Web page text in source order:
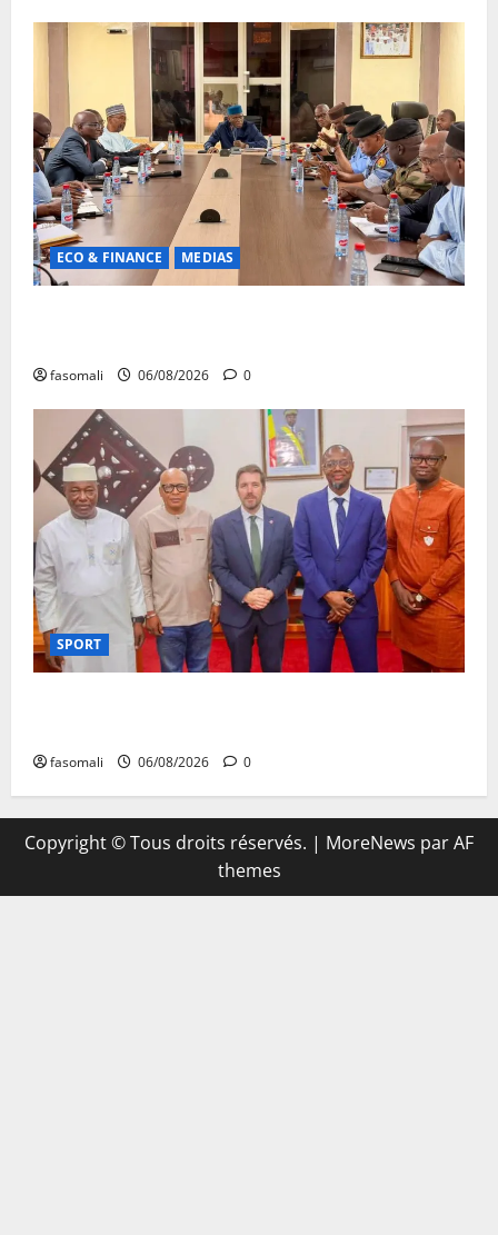
ECO & FINANCE MEDIAS
fasomali 06/08/2026 0
SPORT
fasomali 06/08/2026 0
Copyright © Tous droits réservés. | MoreNews par AF
themes